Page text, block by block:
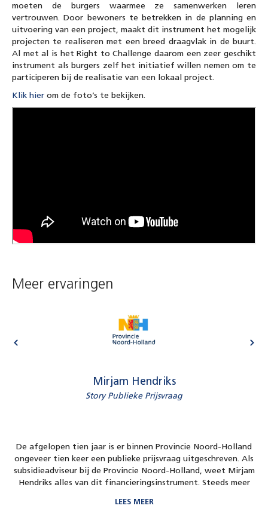
moeten de burgers waarmee ze samenwerken leren
vertrouwen. Door bewoners te betrekken in de planning en
uitvoering van een project, maakt dit instrument het mogelijk
projecten te realiseren met een breed draagvlak in de buurt.
Al met al is het Right to Challenge daarom een zeer geschikt
instrument als burgers zelf het initiatief willen nemen om te
participeren bij de realisatie van een lokaal project.
Klik hier om de foto’s te bekijken.
Meer ervaringen
Mirjam Hendriks
Story Publieke Prijsvraag
De afgelopen tien jaar is er binnen Provincie Noord-Holland
ongeveer tien keer een publieke prijsvraag uitgeschreven. Als
subsidieadviseur bij de Provincie Noord-Holland, weet Mirjam
Hendriks alles van dit financieringsinstrument. Steeds meer
LEES MEER